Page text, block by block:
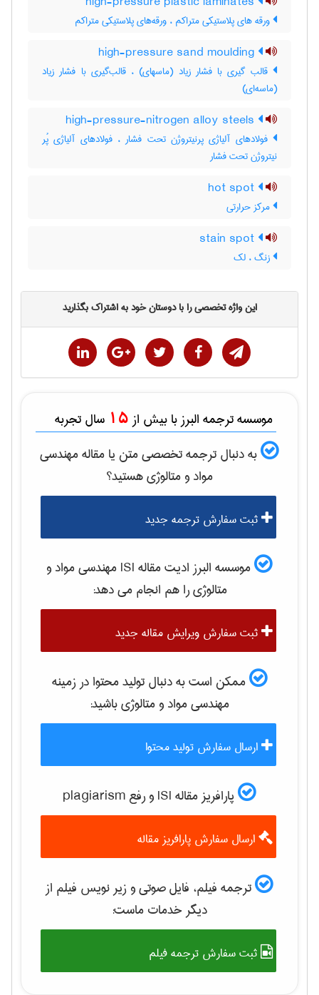
ورقه های پلاستیکی متراکم ، ورقه‌های پلاستیکی متراکم
قالب گیری با فشار زیاد (ماسه‎ای) ، قالب‌گیری با فشار زیاد
(ماسه‌ای)
فولادهای آلیاژی پرنیتروژن تحت فشار ، فولادهای آلیاژی پُر
نیتروژن تحت فشار
مرکز حرارتی
زنگ ، لک
این واژه تخصصی را با دوستان خود به اشتراک بگذارید
موسسه ترجمه البرز با بیش از 15 سال تجربه
به دنبال ترجمه تخصصی متن یا مقالهمهندسی
مواد و متالوژیهستید؟
ثبت سفارش ترجمه جدید
موسسه البرز ادیت مقاله ISI
مهندسی مواد و
متالوژیرا هم انجام می دهد:
ثبت سفارش ویرایش مقاله جدید
ممکن است به دنبال تولید محتوا در زمینه
مهندسی مواد و متالوژیباشید:
ارسال سفارش تولید محتوا
پارافریز مقاله ISI و رفع plagiarism
ارسال سفارش پارافریز مقاله
ترجمه فیلم، فایل صوتی و زیر نویس فیلم از
دیگر خدمات ماست:
ثبت سفارش ترجمه فیلم